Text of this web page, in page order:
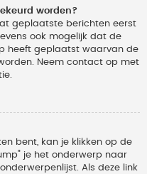
worden?
geplaatste berichten eerst
ook mogelijk dat de
heeft geplaatst waarvan de
Neem contact op met
bent, kan je klikken op de
je het onderwerp naar
Als deze link